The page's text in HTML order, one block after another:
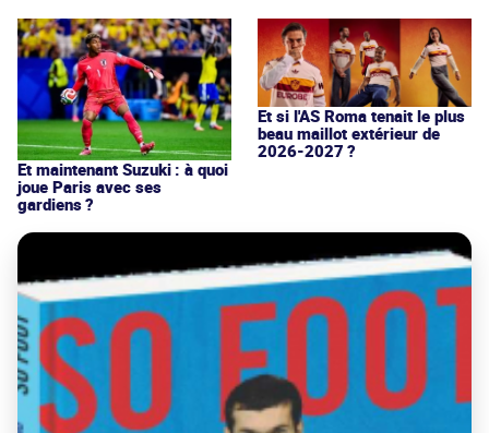
Et maintenant Suzuki : à quoi
joue Paris avec ses
gardiens ?
Et si l'AS Roma tenait le plus
beau maillot extérieur de
2026-2027 ?